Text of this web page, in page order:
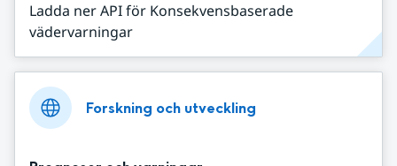
Ladda ner API för Konsekvensbaserade
vädervarningar
Forskning och utveckling